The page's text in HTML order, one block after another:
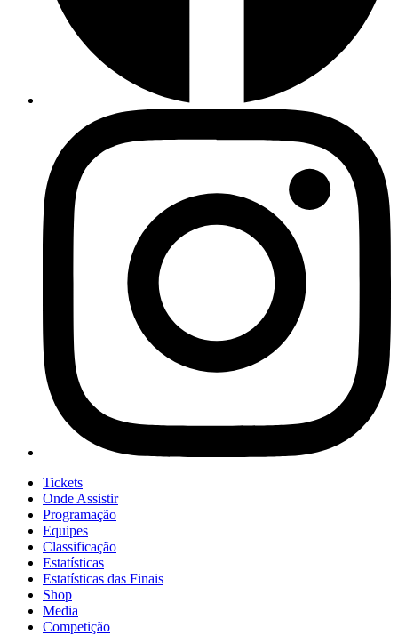
Tickets
Onde Assistir
Programação
Equipes
Classificação
Estatísticas
Estatísticas das Finais
Shop
Media
Competição